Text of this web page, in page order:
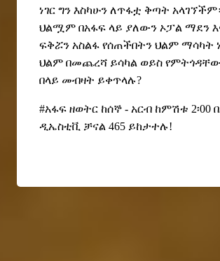
ነገር ግን እስካሁን ለጥፋቷ ቅጣት
ህልሟም በአፋፍ ላይ ያለውን ኦፓል ማደን
ፍቅሯን አስልፋ የሰጠችበትን ህልም ማሳካት
ህልም በመጨረሻ ይሳካል ወይስ
በላይ መብዛት ይቀጥላሉ?
#አፋፍ ዘወትር ከሰኞ - አርብ ከምሽቱ 2፡00
ዲኤስቲቪ ቻናል 465 ይከታተሉ!